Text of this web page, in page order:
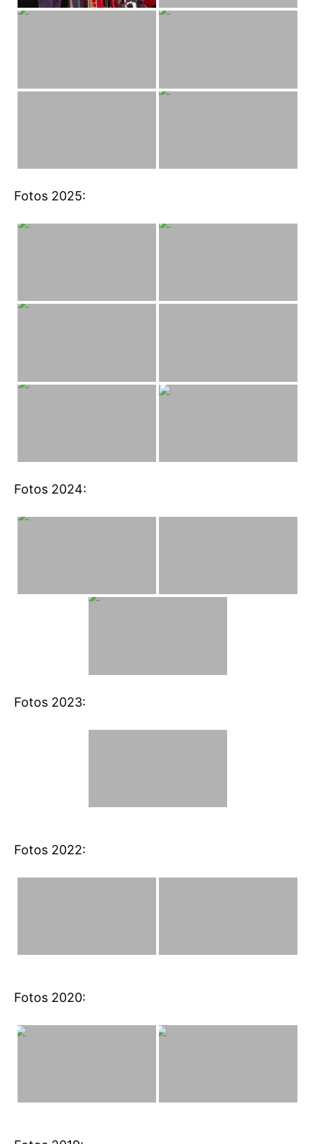
Fotos 2025:
Fotos 2024:
Fotos 2023:
Fotos 2022:
Fotos 2020: